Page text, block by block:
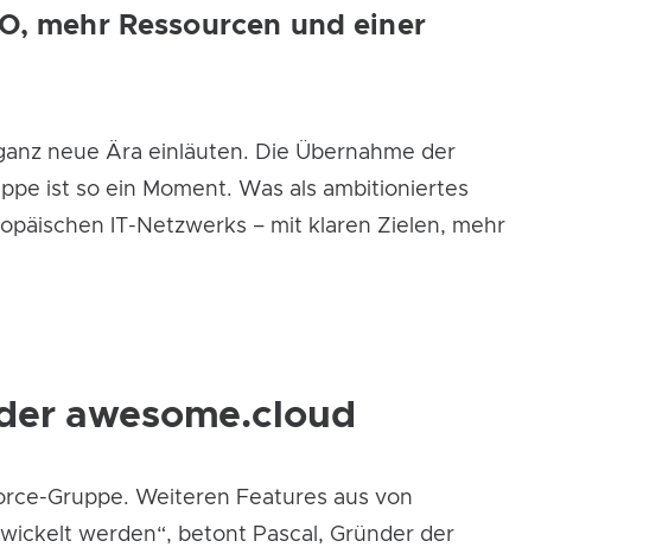
mehr Ressourcen und einer
neue Ära einläuten. Die Übernahme der
ist so ein Moment. Was als ambitioniertes
IT-Netzwerks – mit klaren Zielen, mehr
awesome.cloud
Gruppe. Weiteren Features aus von
werden“, betont Pascal, Gründer der